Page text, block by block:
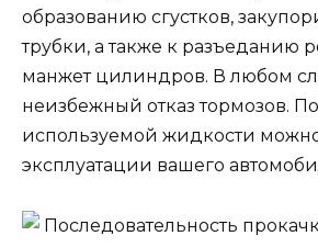
образованию сгустков,
трубки, а также к разъеданию
манжет цилиндров. В любом
неизбежный отказ тормозов.
используемой жидкости
эксплуатации вашего